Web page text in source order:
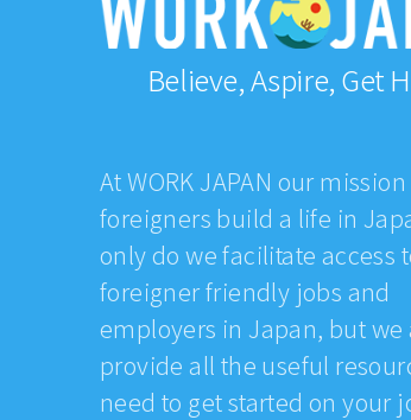
Believe, Aspire, Get
At WORK JAPAN our
foreigners build a life in
only do we facilitate access
foreigner friendly jobs and
employers in Japan, but we
provide all the useful
need to get started on your